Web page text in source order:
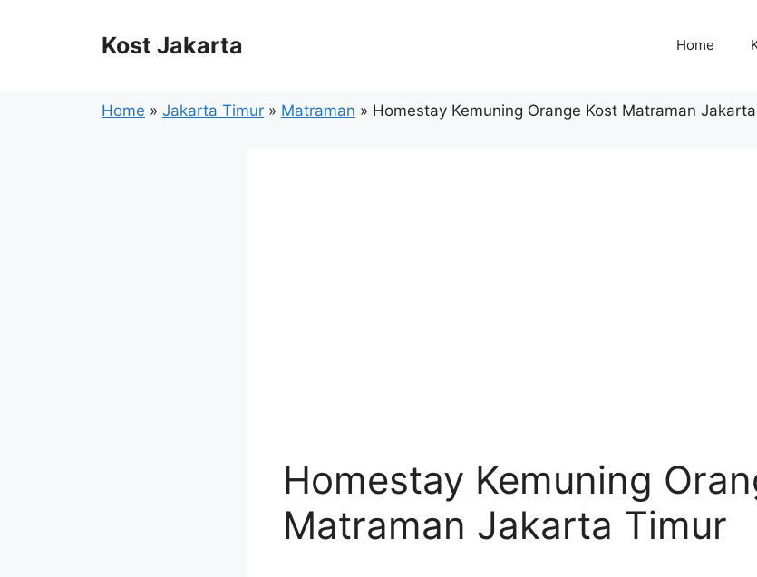
Kost Jakarta Home
Home » Jakarta Timur » Matraman » Homestay Kemuning Orange Kost Matraman
Homestay Kemuning
Matraman Jakarta Timur